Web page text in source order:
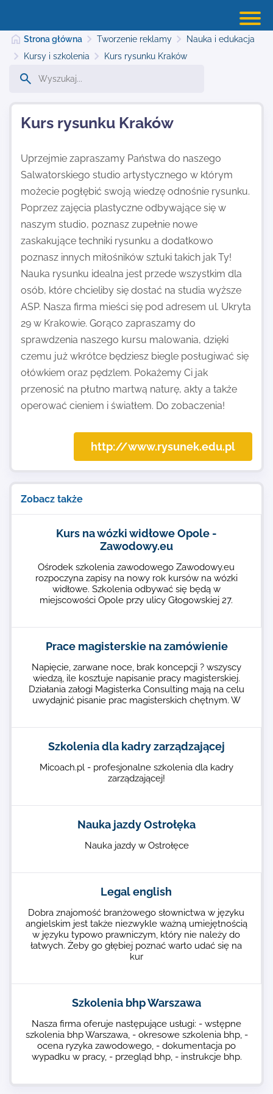
Dodaj stronę
Najnowsze
Kontakt
Strona główna Tworzenie reklamy
Nauka i edukacja
Kursy i szkolenia
Kurs rysunku Kraków
Kurs rysunku Kraków
Uprzejmie zapraszamy Państwa do naszego
Salwatorskiego studio artystycznego w którym
możecie pogłębić swoją wiedzę odnośnie rysunku.
Poprzez zajęcia plastyczne odbywające się w
naszym studio, poznasz zupełnie nowe
zaskakujące techniki rysunku a dodatkowo
poznasz innych miłośników sztuki takich jak Ty!
Nauka rysunku idealna jest przede wszystkim dla
osób, które chcieliby się dostać na studia wyższe
ASP. Nasza firma mieści się pod adresem ul. Ukryta
29 w Krakowie. Gorąco zapraszamy do
sprawdzenia naszego kursu malowania, dzięki
czemu już wkrótce będziesz biegle posługiwać się
ołówkiem oraz pędzlem. Pokażemy Ci jak
przenosić na płutno martwą naturę, akty a także
operować cieniem i światłem. Do zobaczenia!
http://www.rysunek.edu.pl
Zobacz także
Kurs na wózki widłowe Opole -
Zawodowy.eu
Ośrodek szkolenia zawodowego Zawodowy.eu
rozpoczyna zapisy na nowy rok kursów na wózki
widłowe. Szkolenia odbywać się będą w
miejscowości Opole przy ulicy Głogowskiej 27.
Prace magisterskie na zamówienie
Napięcie, zarwane noce, brak koncepcji ? wszyscy
wiedzą, ile kosztuje napisanie pracy magisterskiej.
Działania załogi Magisterka Consulting mają na celu
uwydajnić pisanie prac magisterskich chętnym. W
Szkolenia dla kadry zarządzającej
Micoach.pl - profesjonalne szkolenia dla kadry
zarządzającej!
Nauka jazdy Ostrołęka
Nauka jazdy w Ostrołęce
Legal english
Dobra znajomość branżowego słownictwa w języku
angielskim jest także niezwykle ważną umiejętnością
w języku typowo prawniczym, który nie należy do
łatwych. Żeby go głębiej poznać warto udać się na
kur
Szkolenia bhp Warszawa
Nasza firma oferuje następujące usługi: - wstępne
szkolenia bhp Warszawa, - okresowe szkolenia bhp, -
ocena ryzyka zawodowego, - dokumentacja po
wypadku w pracy, - przegląd bhp, - instrukcje bhp.